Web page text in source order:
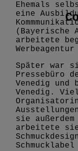
Ehemals
eine
(Bayerische
arbeitete
Später war
Pressebüro
Venedig
Venedig.
sie
arbeitete